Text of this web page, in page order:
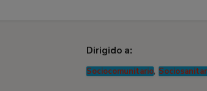
Dirigido a:
Sociocomunitario,